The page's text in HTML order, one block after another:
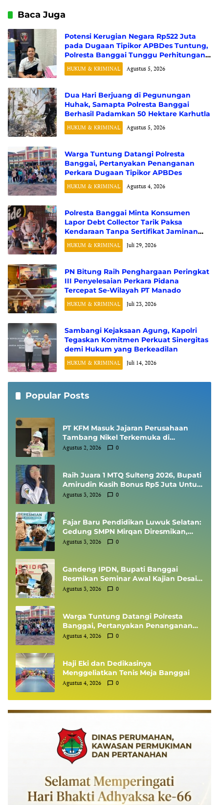
Baca Juga
Potensi Kerugian Negara Rp522 Juta
pada Dugaan Tipikor APBDes Tuntung,
Polresta Banggai Tunggu Perhitungan
Resmi dari BPK RI
HUKUM & KRIMINAL Agustus 5, 2026
Dua Hari Berjuang di Pegunungan
Huhak, Samapta Polresta Banggai
Berhasil Padamkan 50 Hektare Karhutla
HUKUM & KRIMINAL Agustus 5, 2026
Warga Tuntung Datangi Polresta
Banggai, Pertanyakan Penanganan
Perkara Dugaan Tipikor APBDes
HUKUM & KRIMINAL Agustus 4, 2026
Polresta Banggai Minta Konsumen
Lapor Debt Collector Tarik Paksa
Kendaraan Tanpa Sertifikat Jaminan
Fidusia
HUKUM & KRIMINAL Juli 29, 2026
PN Bitung Raih Penghargaan Peringkat
III Penyelesaian Perkara Pidana
Tercepat Se-Wilayah PT Manado
HUKUM & KRIMINAL Juli 23, 2026
Sambangi Kejaksaan Agung, Kapolri
Tegaskan Komitmen Perkuat Sinergitas
demi Hukum yang Berkeadilan
HUKUM & KRIMINAL Juli 14, 2026
Popular Posts
PT KFM Masuk Jajaran Perusahaan
Tambang Nikel Terkemuka di
Indonesia, Diundang Kementerian
Agustus 2, 2026 0
Raih Juara 1 MTQ Sulteng 2026, Bupati
Amirudin Kasih Bonus Rp5 Juta Untuk
Siswi MTsN 1 Banggai, Kepala Sekolah
Agustus 3, 2026 0
Fajar Baru Pendidikan Luwuk Selatan:
Gedung SMPN Mirqan Diresmikan,
Bupati Banggai Targetkan Generasi
Agustus 3, 2026 0
Gandeng IPDN, Bupati Banggai
Resmikan Seminar Awal Kajian Desain
Besar Wilayah
Agustus 3, 2026 0
Warga Tuntung Datangi Polresta
Banggai, Pertanyakan Penanganan
Perkara Dugaan Tipikor APBDes
Agustus 4, 2026 0
Haji Eki dan Dedikasinya
Menggeliatkan Tenis Meja Banggai
Agustus 4, 2026 0